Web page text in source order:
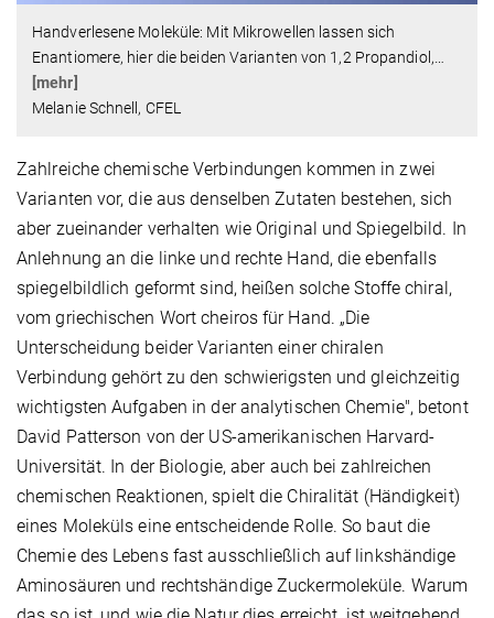
Handverlesene Moleküle: Mit Mikrowellen lassen sich
Enantiomere, hier die beiden Varianten von 1,2 Propandiol,
[mehr]
Melanie Schnell, CFEL
Zahlreiche chemische Verbindungen kommen in zwei
Varianten vor, die aus denselben Zutaten bestehen, sich
aber zueinander verhalten wie Original und Spiegelbild. In
Anlehnung an die linke und rechte Hand, die ebenfalls
spiegelbildlich geformt sind, heißen solche Stoffe chiral,
vom griechischen Wort cheiros für Hand. „Die
Unterscheidung beider Varianten einer chiralen
Verbindung gehört zu den schwierigsten und gleichzeitig
wichtigsten Aufgaben in der analytischen Chemie", betont
David Patterson von der US-amerikanischen Harvard-
Universität. In der Biologie, aber auch bei zahlreichen
chemischen Reaktionen, spielt die Chiralität (Händigkeit)
eines Moleküls eine entscheidende Rolle. So baut die
Chemie des Lebens fast ausschließlich auf linkshändige
Aminosäuren und rechtshändige Zuckermoleküle. Warum